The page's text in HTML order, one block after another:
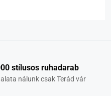
stílusos ruhadarab
nálunk csak Terád vár